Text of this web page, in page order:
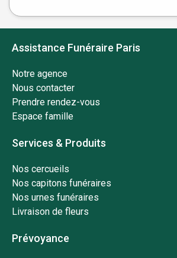
Assistance Funéraire Paris
Notre agence
Nous contacter
Prendre rendez-vous
Espace famille
Services & Produits
Nos cercueils
Nos capitons funéraires
Nos urnes funéraires
Livraison de fleurs
Prévoyance